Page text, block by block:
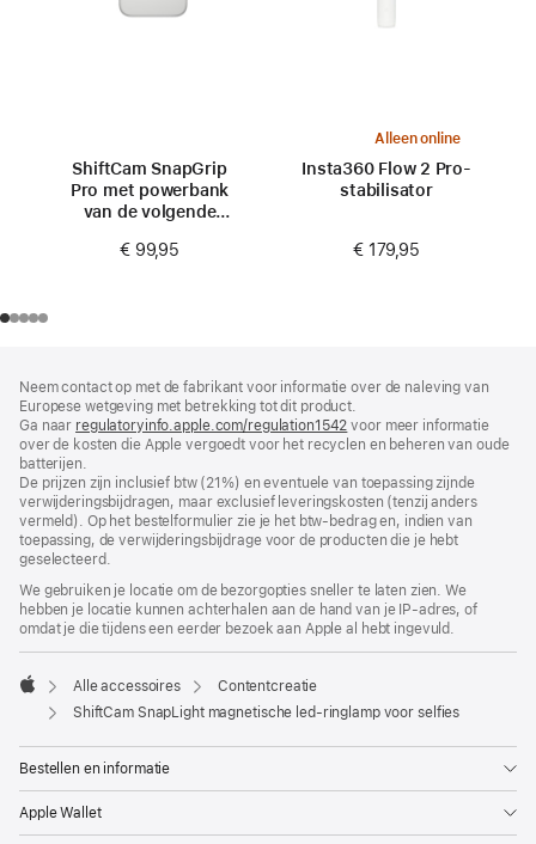
ShiftCam SnapGrip
Pro met powerbank
van de volgende
€ 99,95
Alleen online
Insta360 Flow 2 Pro-
stabilisator
€ 179,95
Neem contact op met de fabrikant voor informatie over de naleving van
Europese wetgeving met betrekking tot dit product.
Ga naar regulatoryinfo.apple.com/regulation1542 (wordt
in
venster
geopend)
voor meer informatie
over de kosten die Apple vergoedt voor het recyclen en beheren van oude
batterijen.
De prijzen zijn inclusief btw (21%) en eventuele van toepassing zijnde
verwijderingsbijdragen, maar exclusief leveringskosten (tenzij anders
vermeld). Op het bestelformulier zie je het btw-bedrag en, indien van
toepassing, de verwijderingsbijdrage voor de producten die je hebt
geselecteerd.
We gebruiken je locatie om de bezorgopties sneller te laten zien. We
hebben je locatie kunnen achterhalen aan de hand van je IP-adres, of
omdat je die tijdens een eerder bezoek aan Apple al hebt ingevuld.
Apple
Alle accessoires
Content­creatie
ShiftCam SnapLight magnetische led-ringlamp voor selfies
Bestellen en informatie
Apple Wallet